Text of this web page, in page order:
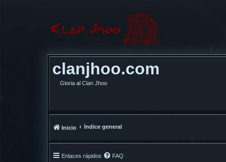
clanjhoo.com
Gloria al Clan Jhoo
Inicio Índice general
Enlaces rápidos FAQ